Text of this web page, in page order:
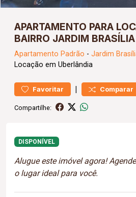
APARTAMENTO PARA
BAIRRO JARDIM BRASÍLIA
Apartamento Padrão - Jardim
Locação em Uberlândia
Favoritar | Comparar
Compartilhe:
DISPONÍVEL
Alugue este imóvel agora!
o lugar ideal para você.